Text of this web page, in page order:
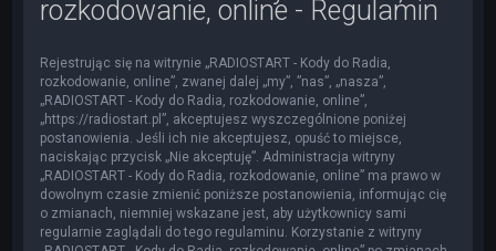
rozkodowanie, online - Regulamin
Rejestrując się na witrynie „RADIOSTART - Kody do Radia,
rozkodowanie, online”, zwanej dalej „my”, ”nas”, „nasza”,
„RADIOSTART - Kody do Radia, rozkodowanie, online”,
„https://radiostart.pl”, akceptujesz wyszczególnione poniżej
postanowienia. Jeśli ich nie akceptujesz, opuść to miejsce,
naciskając przycisk „Nie akceptuję”. Administracja witryny
„RADIOSTART - Kody do Radia, rozkodowanie, online” ma prawo w
dowolnym czasie zmienić poniższe postanowienia, informując cię
o zmianach, niemniej wskazane jest, aby użytkownicy sami
regularnie zaglądali do tego regulaminu. Korzystanie z witryny